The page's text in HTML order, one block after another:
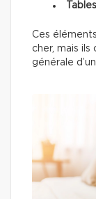
Ces
cher, mais
générale